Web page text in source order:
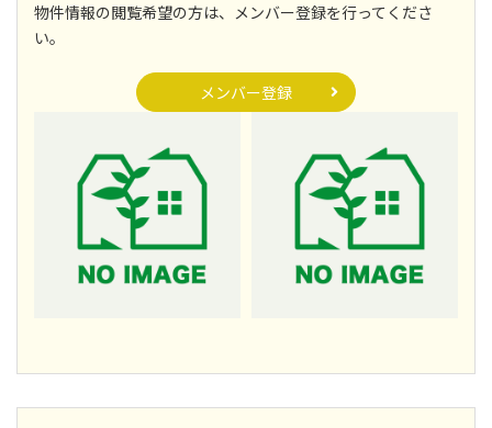
物件情報の閲覧希望の方は、メンバー登録を行ってくださ
い。
メンバー登録